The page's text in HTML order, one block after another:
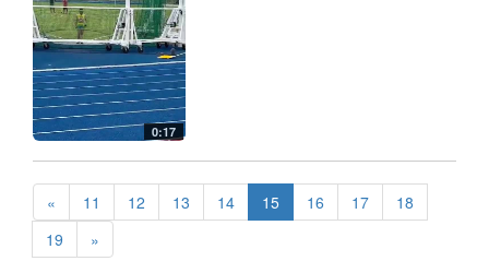
0:17
« 11 12 13 14 15 16 17
18
19
»